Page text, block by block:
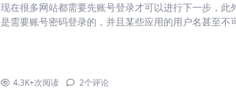
现在很多网站都需要先账号登录才可以进行下一步，此
是需要账号密码登录的，并且某些应用的用户名甚至不
最近更新系统就非常好用了。 废话不多说了，今天的主…
4.3K+次阅读 2个评论